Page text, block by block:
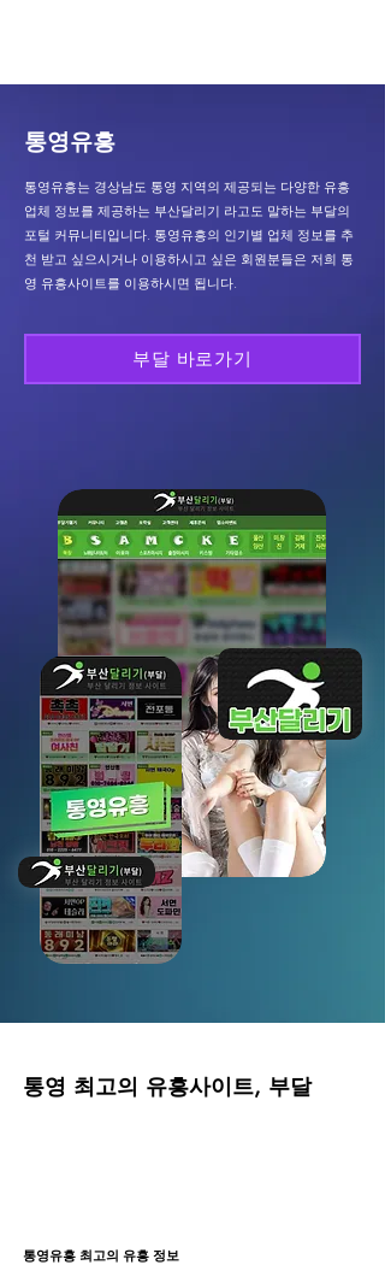
통영유흥
통영유흥는 경상남도 통영 지역의 제공되는 다양한 유흥
업체 정보를 제공하는 부산달리기 라고도 말하는 부달의
포털 커뮤니티입니다. 통영유흥의 인기별 업체 정보를 추
천 받고 싶으시거나 이용하시고 싶은 회원분들은 저희 통
영 유흥사이트를 이용하시면 됩니다.
부달 바로가기
통영 최고의 유흥사이트, 부달
통영유흥 최고의 유흥 정보